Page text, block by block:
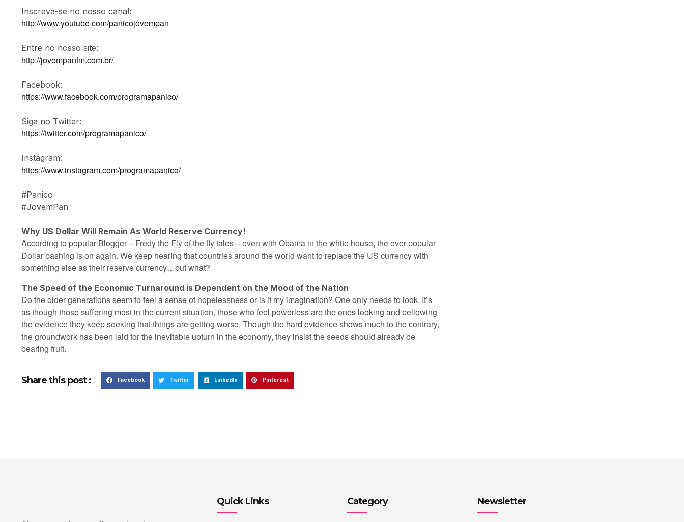
Inscreva-se no nosso canal:
http://www.youtube.com/panicojovempan
Entre no nosso site:
http://jovempanfm.com.br/
Facebook:
https://www.facebook.com/programapanico/
Siga no Twitter:
https://twitter.com/programapanico/
Instagram:
https://www.instagram.com/programapanico/
#Panico
#JovemPan
Why US Dollar Will Remain As World Reserve Currency!
According to popular Blogger – Fredy the Fly of the fly tales – even with Obama in the white house, the ever popular
Dollar bashing is on again. We keep hearing that countries around the world want to replace the US currency with
something else as their reserve currency…but what?
The Speed of the Economic Turnaround is Dependent on the Mood of the Nation
Do the older generations seem to feel a sense of hopelessness or is it my imagination? One only needs to look. It’s
as though those suffering most in the current situation, those who feel powerless are the ones looking and bellowing
the evidence they keep seeking that things are getting worse. Though the hard evidence shows much to the contrary,
the groundwork has been laid for the inevitable upturn in the economy, they insist the seeds should already be
bearing fruit.
Share this post : Facebook Twitter LinkedIn Pinterest
Quick Links Category Newsletter